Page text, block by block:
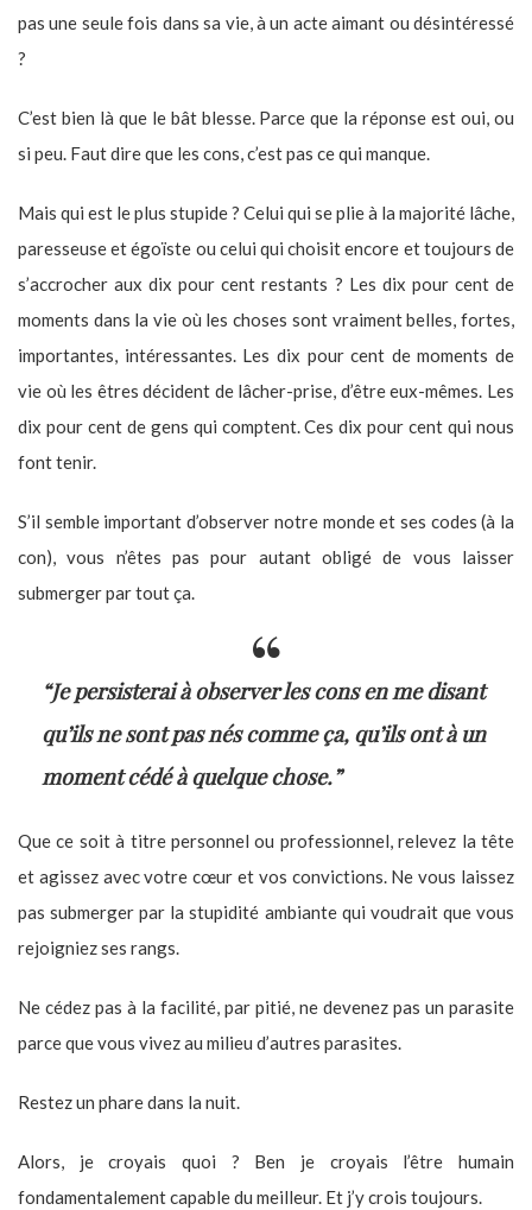
pas une seule fois dans sa vie, à un acte aimant ou désintéressé
?
C’est bien là que le bât blesse. Parce que la réponse est oui, ou
si peu. Faut dire que les cons, c’est pas ce qui manque.
Mais qui est le plus stupide ? Celui qui se plie à la majorité lâche,
paresseuse et égoïste ou celui qui choisit encore et toujours de
s’accrocher aux dix pour cent restants ? Les dix pour cent de
moments dans la vie où les choses sont vraiment belles, fortes,
importantes, intéressantes. Les dix pour cent de moments de
vie où les êtres décident de lâcher-prise, d’être eux-mêmes. Les
dix pour cent de gens qui comptent. Ces dix pour cent qui nous
font tenir.
S’il semble important d’observer notre monde et ses codes (à la
con), vous n’êtes pas pour autant obligé de vous laisser
submerger par tout ça.
“Je persisterai à observer les cons en me disant
qu’ils ne sont pas nés comme ça, qu’ils ont à un
moment cédé à quelque chose.”
Que ce soit à titre personnel ou professionnel, relevez la tête
et agissez avec votre cœur et vos convictions. Ne vous laissez
pas submerger par la stupidité ambiante qui voudrait que vous
rejoigniez ses rangs.
Ne cédez pas à la facilité, par pitié, ne devenez pas un parasite
parce que vous vivez au milieu d’autres parasites.
Restez un phare dans la nuit.
Alors, je croyais quoi ? Ben je croyais l’être humain
fondamentalement capable du meilleur. Et j’y crois toujours.